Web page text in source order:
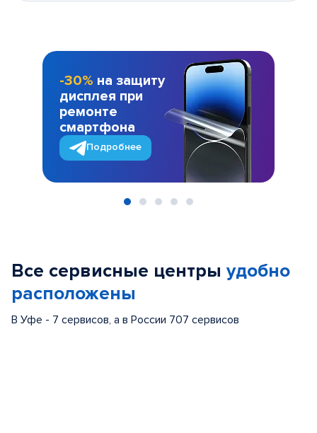
-30% на защиту
дисплея при
ремонте
смартфона
Подробнее
Все сервисные центры удобно
расположены
В Уфе - 7 сервисов, а в России 707 сервисов